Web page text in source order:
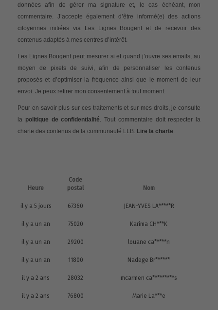
données afin de gérer ma signature et, le cas échéant, mon
commentaire. J’accepte également d’être informé(e) des actions
citoyennes initiées via Les Lignes Bougent et de recevoir des
contenus adaptés à mes centres d’intérêt.
Les Lignes Bougent peut mesurer si et quand j’ouvre ses emails, au
moyen de pixels de suivi, afin de personnaliser les contenus
proposés et d’optimiser la fréquence ainsi que le moment de leur
envoi. Je peux retirer mon consentement à tout moment.
Pour en savoir plus sur ces traitements et sur mes droits, je consulte
la politique de confidentialité. Tout commentaire doit respecter la
charte des contenus de la communauté LLB. Lire la charte.
Heure
Code
postal
Nom
il y a 5 jours 67360 JEAN-YVES LA*****R
il y a un an 75020 Karima CH***K
il y a un an 29200 louane ca*****n
il y a un an 11800 Nadege Br******
il y a 2 ans 28032 mcarmen ca*********s
il y a 2 ans 76800 Marie La***e